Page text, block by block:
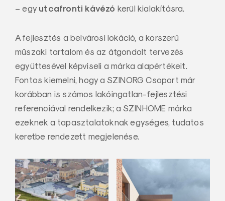
– egy utcafronti kávézó kerül kialakításra.
A fejlesztés a belvárosi lokáció, a korszerű
műszaki tartalom és az átgondolt tervezés
együttesével képviseli a márka alapértékeit.
Fontos kiemelni, hogy a SZINORG Csoport már
korábban is számos lakóingatlan-fejlesztési
referenciával rendelkezik; a SZINHOME márka
ezeknek a tapasztalatoknak egységes, tudatos
keretbe rendezett megjelenése.